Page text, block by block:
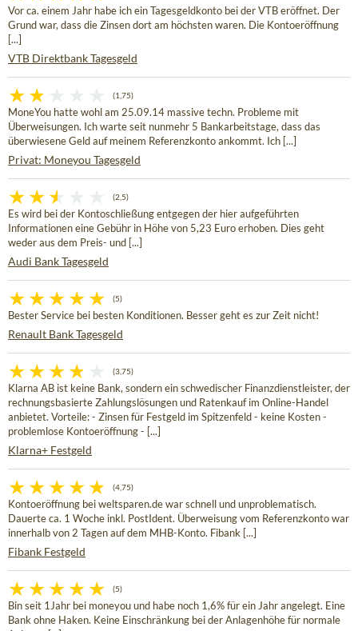
Vor ca. einem Jahr habe ich ein Tagesgeldkonto bei der VTB eröffnet. Der
Grund war, dass die Zinsen dort am höchsten waren. Die Kontoeröffnung
[...]
VTB Direktbank Tagesgeld
(1,75)
MoneYou hatte wohl am 25.09.14 massive techn. Probleme mit
Überweisungen. Ich warte seit nunmehr 5 Bankarbeitstage, dass das
überwiesene Geld auf meinem Referenzkonto ankommt. Ich [...]
Privat: Moneyou Tagesgeld
(2,5)
Es wird bei der Kontoschließung entgegen der hier aufgeführten
Informationen eine Gebühr in Höhe von 5,23 Euro erhoben. Dies geht
weder aus dem Preis- und [...]
Audi Bank Tagesgeld
(5)
Bester Service bei besten Konditionen. Besser geht es zur Zeit nicht!
Renault Bank Tagesgeld
(3,75)
Klarna AB ist keine Bank, sondern ein schwedischer Finanzdienstleister, der
rechnungsbasierte Zahlungslösungen und Ratenkauf im Online-Handel
anbietet. Vorteile: - Zinsen für Festgeld im Spitzenfeld - keine Kosten -
problemlose Kontoeröffnung - [...]
Klarna+ Festgeld
(4,75)
Kontoeröffnung bei weltsparen.de war schnell und unproblematisch.
Dauerte ca. 1 Woche inkl. PostIdent. Überweisung vom Referenzkonto war
innerhalb von 2 Tagen auf dem MHB-Konto. Fibank [...]
Fibank Festgeld
(5)
Bin seit 1Jahr bei moneyou und habe noch 1,6% für ein Jahr angelegt. Eine
Bank ohne Haken. Keine Einschränkung bei der Anlagenhöhe für normale